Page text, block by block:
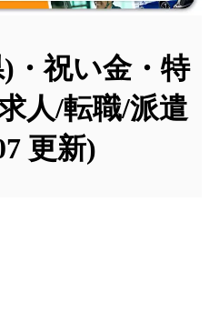
・祝い金・特
人/転職/派遣
更新)